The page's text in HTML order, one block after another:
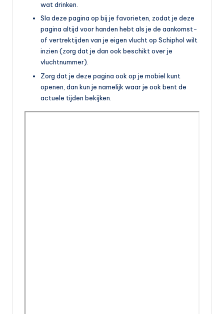
wat drinken.
Sla deze pagina op bij je favorieten, zodat je deze
pagina altijd voor handen hebt als je de aankomst-
of vertrektijden van je eigen vlucht op Schiphol wilt
inzien (zorg dat je dan ook beschikt over je
vluchtnummer).
Zorg dat je deze pagina ook op je mobiel kunt
openen, dan kun je namelijk waar je ook bent de
actuele tijden bekijken.